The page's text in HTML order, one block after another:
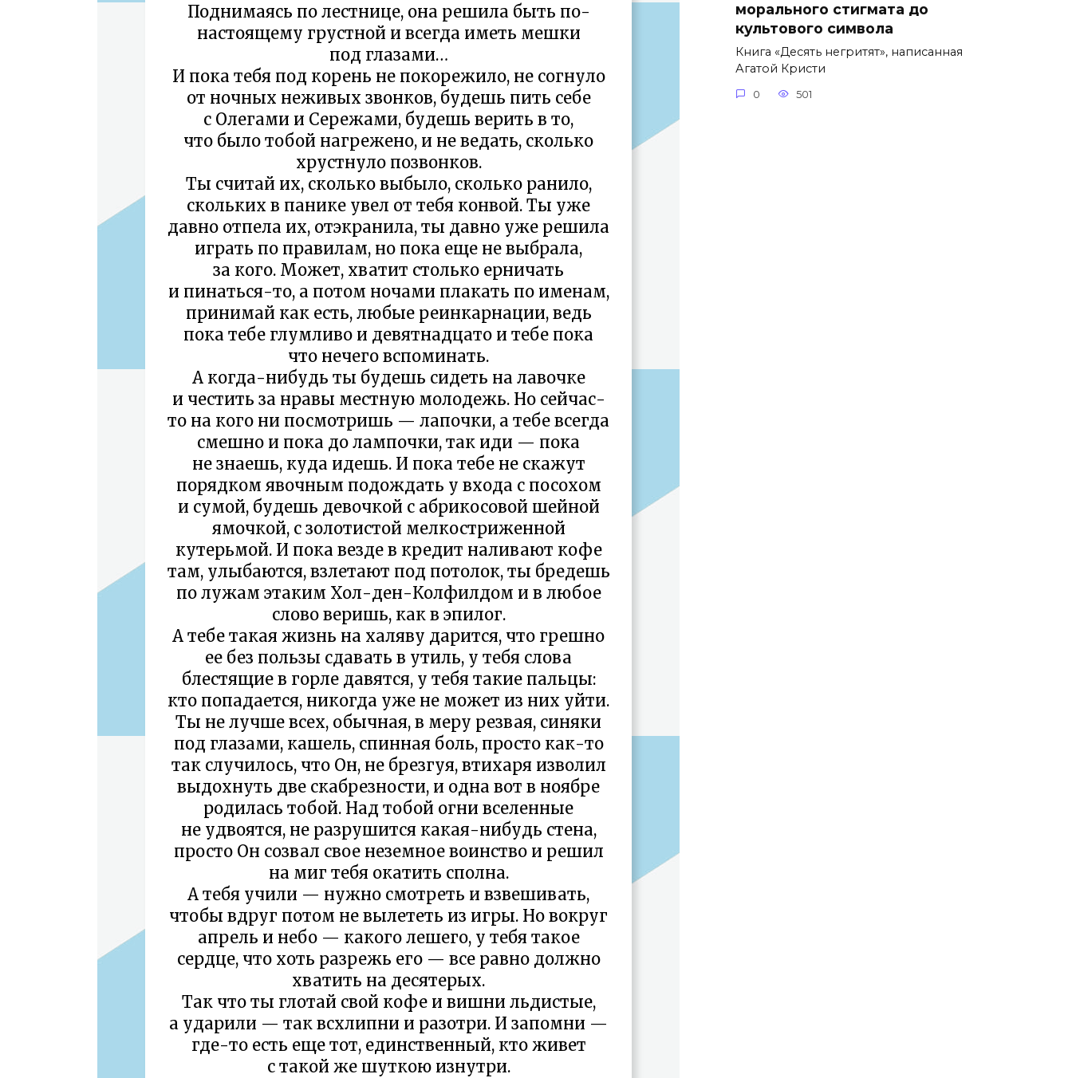
Поднимаясь по лестнице, она решила быть по-
настоящему грустной и всегда иметь мешки
под глазами…
И пока тебя под корень не покорежило, не согнуло
от ночных неживых звонков, будешь пить себе
с Олегами и Сережами, будешь верить в то,
что было тобой нагрежено, и не ведать, сколько
хрустнуло позвонков.
Ты считай их, сколько выбыло, сколько ранило,
скольких в панике увел от тебя конвой. Ты уже
давно отпела их, отэкранила, ты давно уже решила
играть по правилам, но пока еще не выбрала,
за кого. Может, хватит столько ерничать
и пинаться-то, а потом ночами плакать по именам,
принимай как есть, любые реинкарнации, ведь
пока тебе глумливо и девятнадцато и тебе пока
что нечего вспоминать.
А когда-нибудь ты будешь сидеть на лавочке
и честить за нравы местную молодежь. Но сейчас-
то на кого ни посмотришь — лапочки, а тебе всегда
смешно и пока до лампочки, так иди — пока
не знаешь, куда идешь. И пока тебе не скажут
порядком явочным подождать у входа с посохом
и сумой, будешь девочкой с абрикосовой шейной
ямочкой, с золотистой мелкостриженной
кутерьмой. И пока везде в кредит наливают кофе
там, улыбаются, взлетают под потолок, ты бредешь
по лужам этаким Хол-ден-Колфилдом и в любое
слово веришь, как в эпилог.
А тебе такая жизнь на халяву дарится, что грешно
ее без пользы сдавать в утиль, у тебя слова
блестящие в горле давятся, у тебя такие пальцы:
кто попадается, никогда уже не может из них уйти.
Ты не лучше всех, обычная, в меру резвая, синяки
под глазами, кашель, спинная боль, просто как-то
так случилось, что Он, не брезгуя, втихаря изволил
выдохнуть две скабрезности, и одна вот в ноябре
родилась тобой. Над тобой огни вселенные
не удвоятся, не разрушится какая-нибудь стена,
просто Он созвал свое неземное воинство и решил
на миг тебя окатить сполна.
А тебя учили — нужно смотреть и взвешивать,
чтобы вдруг потом не вылететь из игры. Но вокруг
апрель и небо — какого лешего, у тебя такое
сердце, что хоть разрежь его — все равно должно
хватить на десятерых.
Так что ты глотай свой кофе и вишни льдистые,
а ударили — так всхлипни и разотри. И запомни —
где-то есть еще тот, единственный, кто живет
с такой же шуткою изнутри.
морального стигмата до
культового символа
Книга «Десять негритят», написанная
Агатой Кристи
0 501